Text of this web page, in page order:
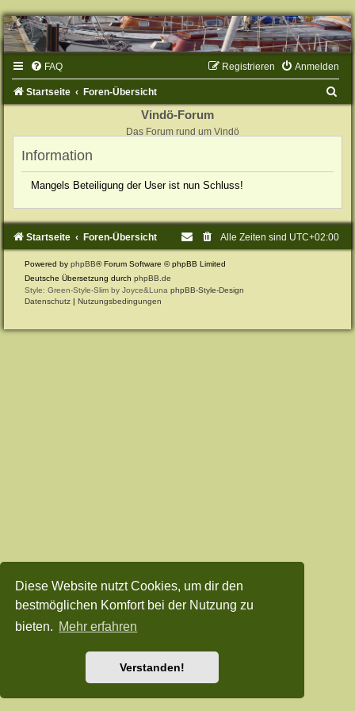
Diese Website nutzt Cookies, um dir den
bestmöglichen Komfort bei der Nutzung zu
bieten. Mehr erfahren
Verstanden!
FAQ Anmelden
Registrieren
Startseite Foren-Übersicht
Vindö-Forum
Das Forum rund um Vindö
Information
Mangels Beteiligung der User ist nun Schluss!
Startseite Foren-Übersicht Alle Zeiten sind UTC+02:00
Powered by phpBB® Forum Software © phpBB Limited
Deutsche Übersetzung durch phpBB.de
Style: Green-Style-Slim by Joyce&Luna phpBB-Style-Design
Datenschutz | Nutzungsbedingungen